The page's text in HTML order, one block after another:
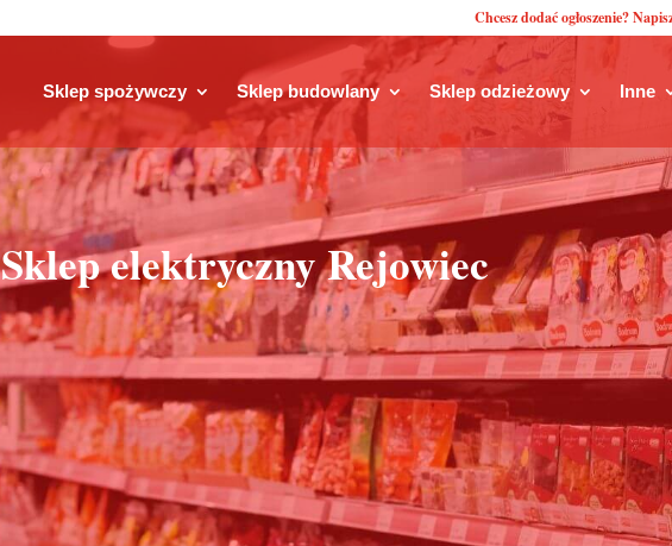
Chcesz dodać ogłoszenie?
Sklep spożywczy Sklep budowlany Sklep odzieżowy Inne
Sklep elektryczny Rejowiec